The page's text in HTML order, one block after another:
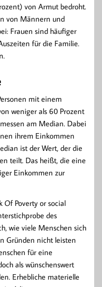
von Armut bedroht.
von Männern und
Frauen sind häufiger
für die Familie.
mit einem
weniger als 60 Prozent
am Median. Dabei
ihrem Einkommen
ist der Wert, der die
teilt. Das heißt, die eine
Einkommen zur
Of Poverty or social
des
wie viele Menschen sich
Gründen nicht leisten
für eine
als wünschenswert
Erhebliche materielle